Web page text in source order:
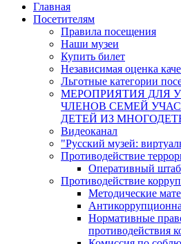
Главная
Посетителям
Правила посещения
Наши музеи
Купить билет
Независимая оценка
Льготные категории
МЕРОПРИЯТИЯ ДЛЯ
ЧЛЕНОВ СЕМЕЙ
ДЕТЕЙ ИЗ
Видеоканал
"Русский музей:
Противодействие
Оперативный
Противодействие
Методические
Нормативные
противодействия